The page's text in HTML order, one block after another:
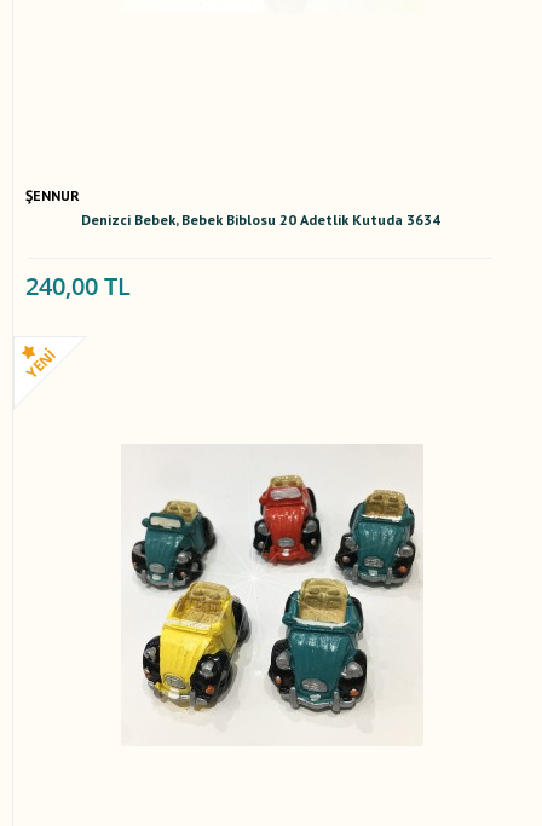
ŞENNUR
Denizci Bebek, Bebek Biblosu 20 Adetlik Kutuda 3634
240,00 TL